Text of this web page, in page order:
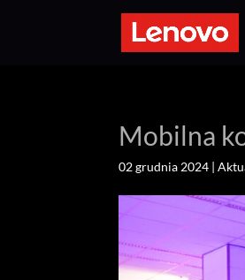
Mobilna
02 grudnia 2024 |